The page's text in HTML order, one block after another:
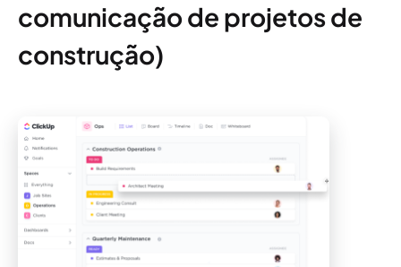
comunicação de projetos de
construção)